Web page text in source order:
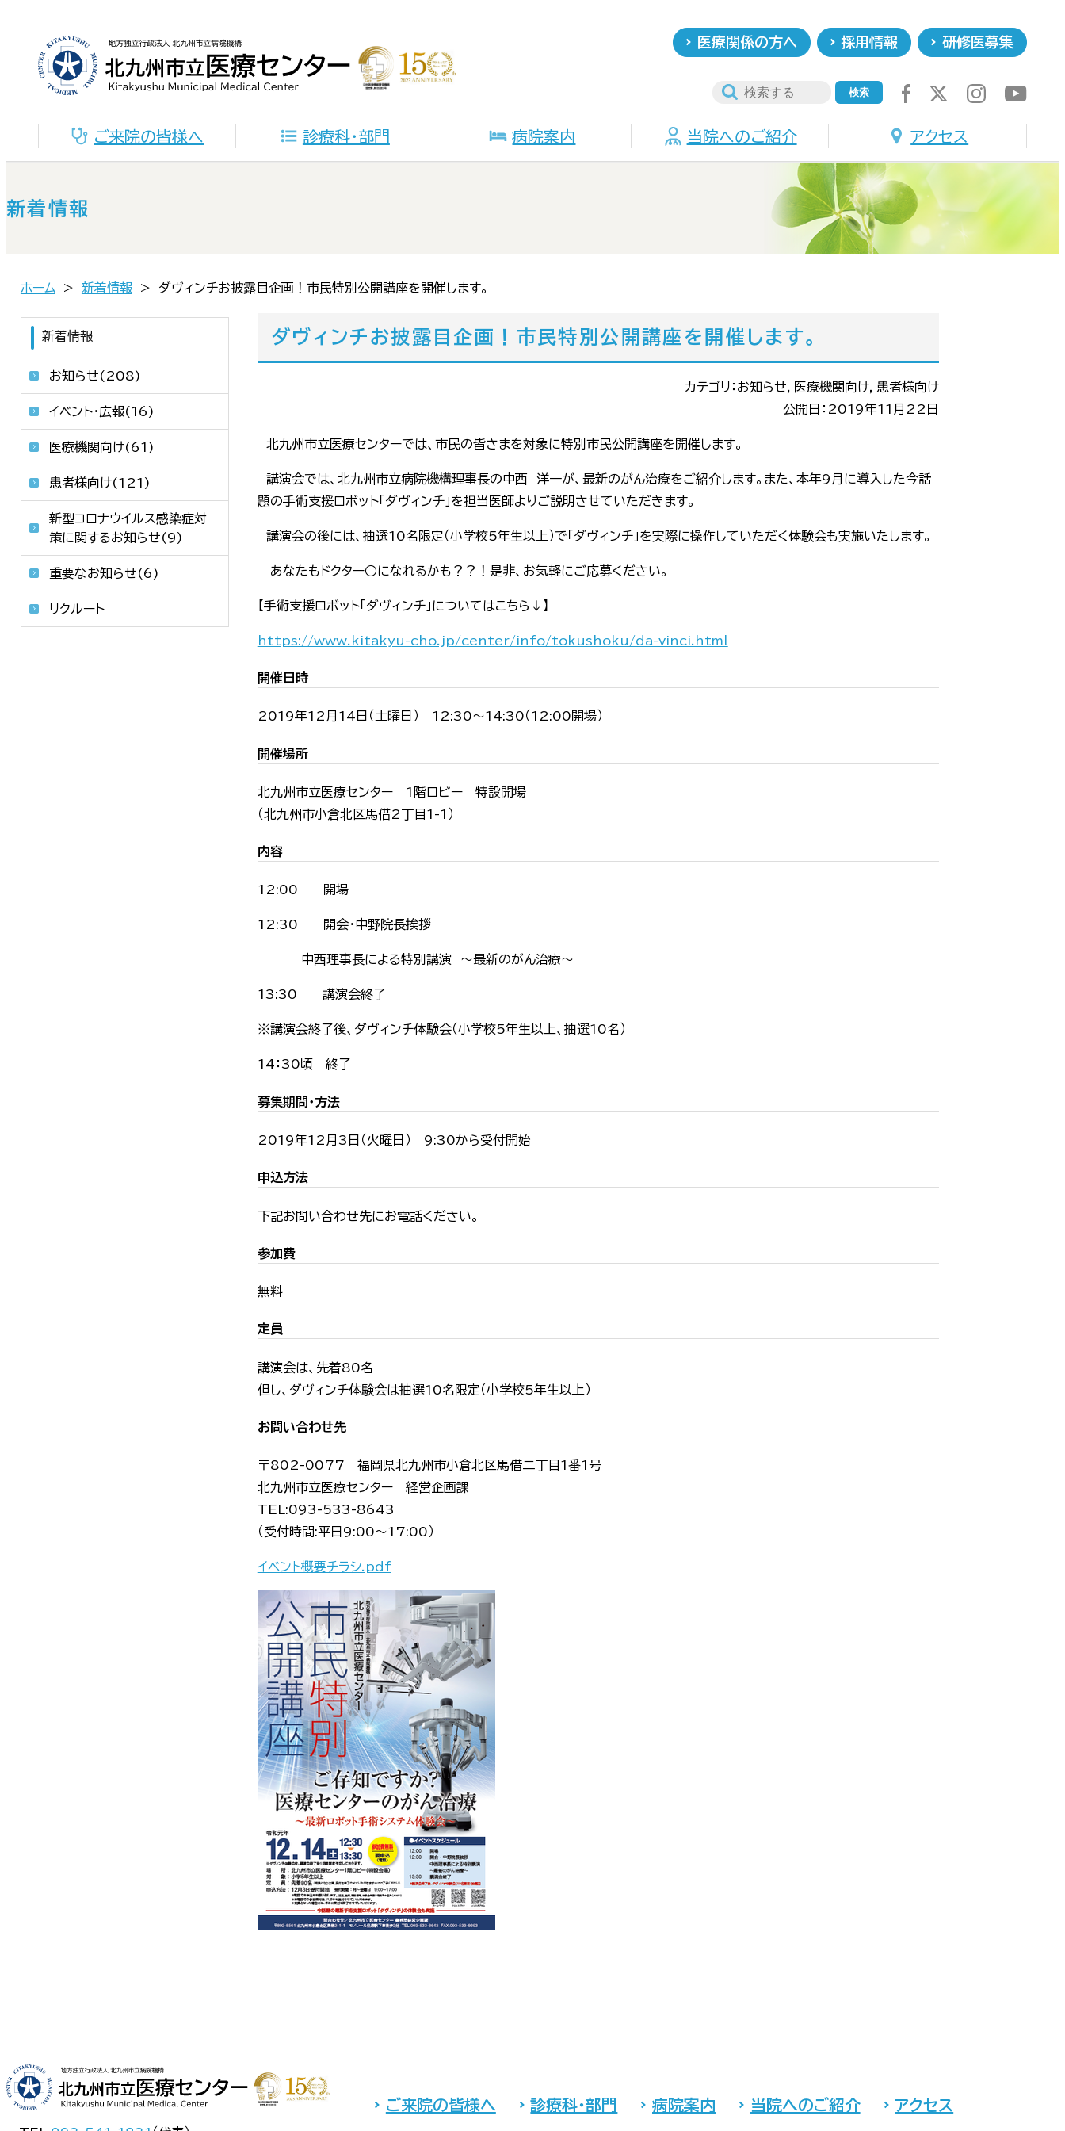
医療関係の方へ 採用情報 研修医募集
ご来院の皆様へ 診療科・部門 病院案内 当院へのご紹介 アクセス
新着情報
ホーム 新着情報 ダヴィンチお披露目企画！市民特別公開講座を開催します。
新着情報
お知らせ(208)
イベント・広報(16)
医療機関向け(61)
患者様向け(121)
新型コロナウイルス感染症対
策に関するお知らせ(9)
重要なお知らせ(6)
リクルート
ダヴィンチお披露目企画！市民特別公開講座を開催します。
カテゴリ：お知らせ，医療機関向け，患者様向け
公開日：2019年11月22日
北九州市立医療センターでは、市民の皆さまを対象に特別市民公開講座を開催します。
講演会では、北九州市立病院機構理事長の中西 洋一が、最新のがん治療をご紹介します。また、本年9月に導入した今話
題の手術支援ロボット「ダヴィンチ」を担当医師よりご説明させていただきます。
講演会の後には、抽選10名限定（小学校5年生以上）で「ダヴィンチ」を実際に操作していただく体験会も実施いたします。
あなたもドクター○になれるかも？？！是非、お気軽にご応募ください。
【手術支援ロボット「ダヴィンチ」についてはこちら↓】
https://www.kitakyu-cho.jp/center/info/tokushoku/da-vinci.html
開催日時
2019年12月14日（土曜日） 12:30～14:30（12:00開場）
開催場所
北九州市立医療センター 1階ロビー 特設開場
（北九州市小倉北区馬借2丁目1-1）
内容
12:00 開場
12:30 開会・中野院長挨拶
中西理事長による特別講演 ～最新のがん治療～
13:30 講演会終了
※講演会終了後、ダヴィンチ体験会（小学校5年生以上、抽選10名）
14：30頃 終了
募集期間・方法
2019年12月3日（火曜日） 9:30から受付開始
申込方法
下記お問い合わせ先にお電話ください。
参加費
無料
定員
講演会は、先着80名
但し、ダヴィンチ体験会は抽選10名限定（小学校5年生以上）
お問い合わせ先
〒802-0077 福岡県北九州市小倉北区馬借二丁目 1 番1 号
北九州市立医療センター 経営企画課
TEL:093-533-8643
（受付時間:平日9:00～17:00）
イベント概要チラシ.pdf
ご来院の皆様へ 診療科・部門 病院案内 当院へのご紹介 アクセス